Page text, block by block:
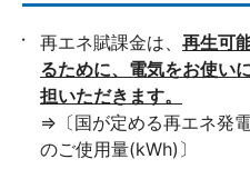
再エネ賦課金は、 再生可
るために、電気をお使い
担いただきます。
⇒〔国が定める再エネ発
のご使用量(kWh)〕